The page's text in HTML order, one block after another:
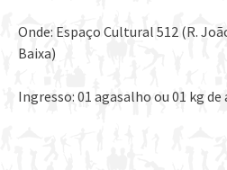
Onde: Espaço Cultural 512 (R.
Baixa)
Ingresso: 01 agasalho ou 01 kg